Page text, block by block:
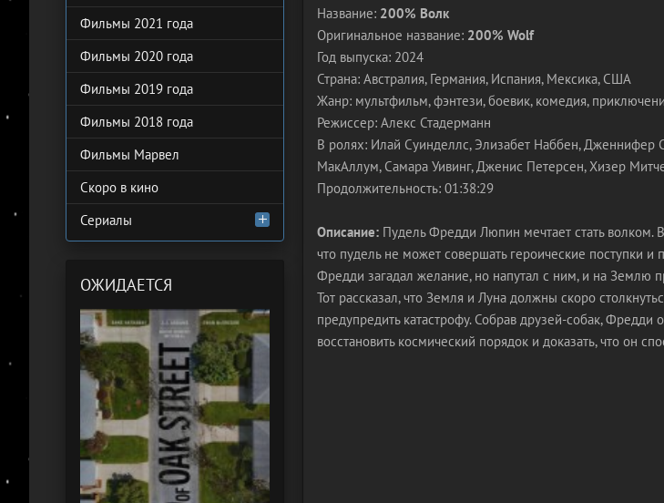
Название: 200% Волк
Оригинальное название: 200% Wolf
Год выпуска: 2024
Страна: Австралия, Германия, Испания, Мексика, США
Жанр: мультфильм, фэнтези, боевик, комедия,
Режиссер: Алекс Стадерманн
В ролях: Илай Суинделлс, Элизабет Наббен, Дженнифер
МакАллум, Самара Уивинг, Дженис Петерсен, Хизер
Продолжительность: 01:38:29
Описание: Пудель Фредди Люпин мечтает стать волком.
что пудель не может совершать героические поступки
Фредди загадал желание, но напутал с ним, и на Землю
Тот рассказал, что Земля и Луна должны скоро
предупредить катастрофу. Собрав друзей-собак, Фредди
восстановить космический порядок и доказать, что он
Фильмы 2021 года
Фильмы 2020 года
Фильмы 2019 года
Фильмы 2018 года
Фильмы Марвел
Скоро в кино
Сериалы
ОЖИДАЕТСЯ